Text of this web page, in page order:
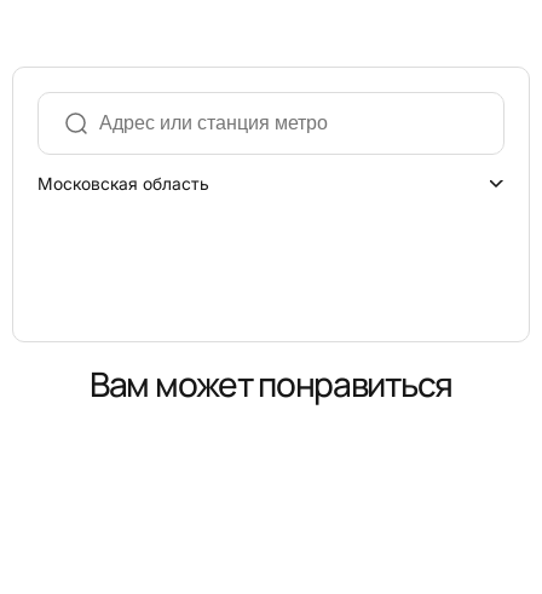
Московская область
Вам может понравиться